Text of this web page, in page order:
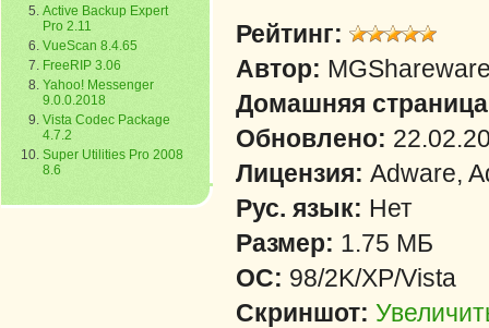
Active Backup Expert
Pro 2.11
VueScan 8.4.65
FreeRIP 3.06
Yahoo! Messenger
9.0.0.2018
Vista Codec Package
4.7.2
Super Utilities Pro 2008
8.6
Рейтинг:
Автор:
Домашняя
Обновлено:
Лицензия: Adware,
Рус. язык: Нет
Размер: 1.75 МБ
ОС: 98/2K/XP/Vista
Скриншот: